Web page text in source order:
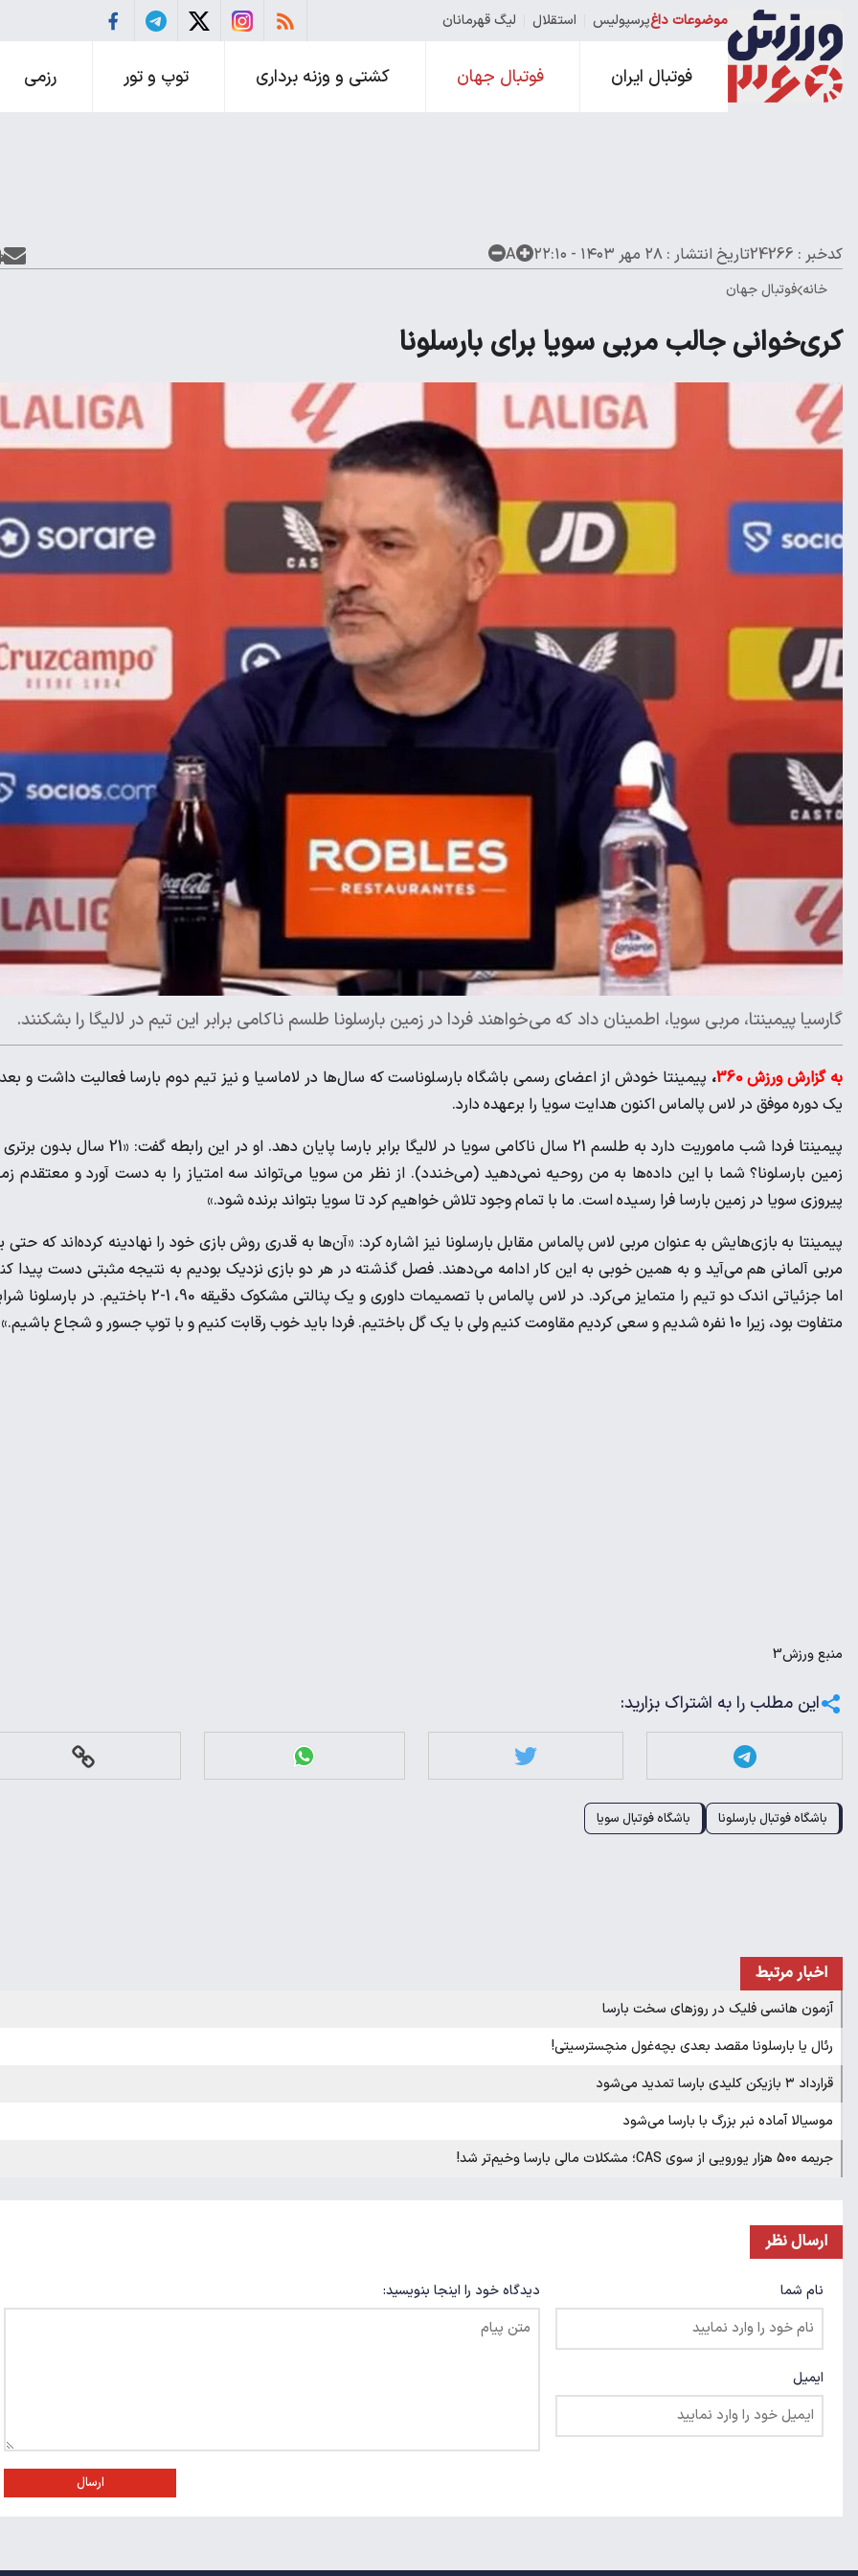
موضوعات داغپرسپولیس استقلال لیگ قهرمانان
فوتبال ایران فوتبال جهان کشتی و وزنه برداری توپ و تور رزمی
کدخبر : 24266 تاریخ انتشار : ۲۸ مهر ۱۴۰۳ - ۲۲:۱۰ A
خانه فوتبال جهان
کری‌خوانی جالب مربی سویا برای بارسلونا
گارسیا پیمینتا، مربی سویا، اطمینان داد که می‌خواهند فردا در زمین بارسلونا طلسم ناکامی برابر این تیم در لالیگا را بشکنند.
به گزارش ورزش 360 ، پیمینتا خودش از اعضای رسمی باشگاه بارسلوناست که سال‌ها در لاماسیا و نیز تیم دوم بارسا فعالیت داشت و
یک دوره موفق در لاس پالماس اکنون هدایت سویا را برعهده دارد.
پیمینتا فردا شب ماموریت دارد به طلسم 21 سال ناکامی سویا در لالیگا برابر بارسا پایان دهد. او در این رابطه گفت:
زمین بارسلونا؟ شما با این داده‌ها به من روحیه نمی‌دهید (می‌خندد). از نظر من سویا می‌تواند سه امتیاز را به دست آورد و معتقدم
پیروزی سویا در زمین بارسا فرا رسیده است. ما با تمام وجود تلاش خواهیم کرد تا سویا بتواند برنده شود.»
پیمینتا به بازی‌هایش به عنوان مربی لاس پالماس مقابل بارسلونا نیز اشاره کرد: «آن‌ها به قدری روش بازی خود را نهادینه کرده‌اند که
مربی آلمانی هم می‌آید و به همین خوبی به این کار ادامه می‌دهند. فصل گذشته در هر دو بازی نزدیک بودیم به نتیجه مثبتی دست پیدا
اما جزئیاتی اندک دو تیم را متمایز می‌کرد. در لاس پالماس با تصمیمات داوری و یک پنالتی مشکوک دقیقه 90، 1-2 باختیم. در
متفاوت بود، زیرا 10 نفره شدیم و سعی کردیم مقاومت کنیم ولی با یک گل باختیم. فردا باید خوب رقابت کنیم و با توپ جسور و شجاع باشیم.»
منبعورزش3
این مطلب را به اشتراک بزارید:
باشگاه فوتبال بارسلونا باشگاه فوتبال سویا
اخبار مرتبط
آزمون هانسی فلیک در روزهای سخت بارسا
رئال یا بارسلونا مقصد بعدی بچه‌غول منچسترسیتی!
قرارداد ۳ بازیکن کلیدی بارسا تمدید می‌شود
موسیالا آماده نبر بزرگ با بارسا می‌شود
جریمه 500 هزار یورویی از سوی CAS؛ مشکلات مالی بارسا وخیم‌تر شد!
ارسال نظر
نام شما
ایمیل
دیدگاه خود را اینجا بنویسید:
ارسال